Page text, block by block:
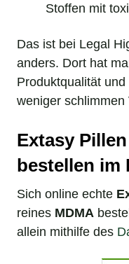
Stoffen mit
Das ist bei Legal
anders. Dort hat
Produktqualität
weniger schlimmen
Extasy
bestellen im
Sich online echte
reines MDMA
allein mithilfe des